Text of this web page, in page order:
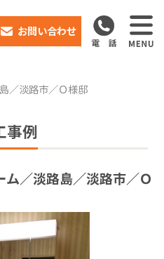
お問い合わせ
／淡路市／Ｏ様邸
事例
／淡路島／淡路市／Ｏ